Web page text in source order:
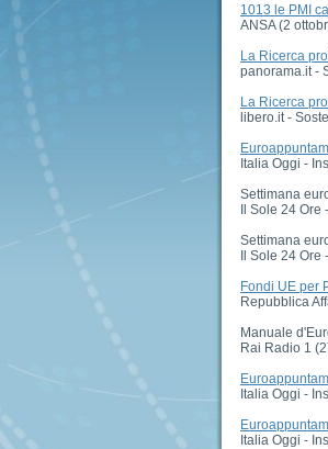
1013 le PMI
ANSA (2
La Ricerca
panorama.it -
La Ricerca
libero.it -
Italia Oggi -
Settimana
Il Sole 24 Ore
Settimana
Il Sole 24 Ore
Fondi UE per
Repubblica
Manuale
Rai Radio 1
Italia Oggi -
Italia Oggi -